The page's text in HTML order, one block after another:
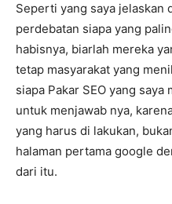
Seperti yang saya jelaskan
perdebatan siapa yang
habisnya, biarlah mereka
tetap masyarakat yang
siapa Pakar SEO yang
untuk menjawab nya,
yang harus di lakukan,
halaman pertama google
dari itu.